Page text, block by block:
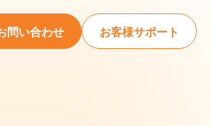
問い合わせ お客様サポート